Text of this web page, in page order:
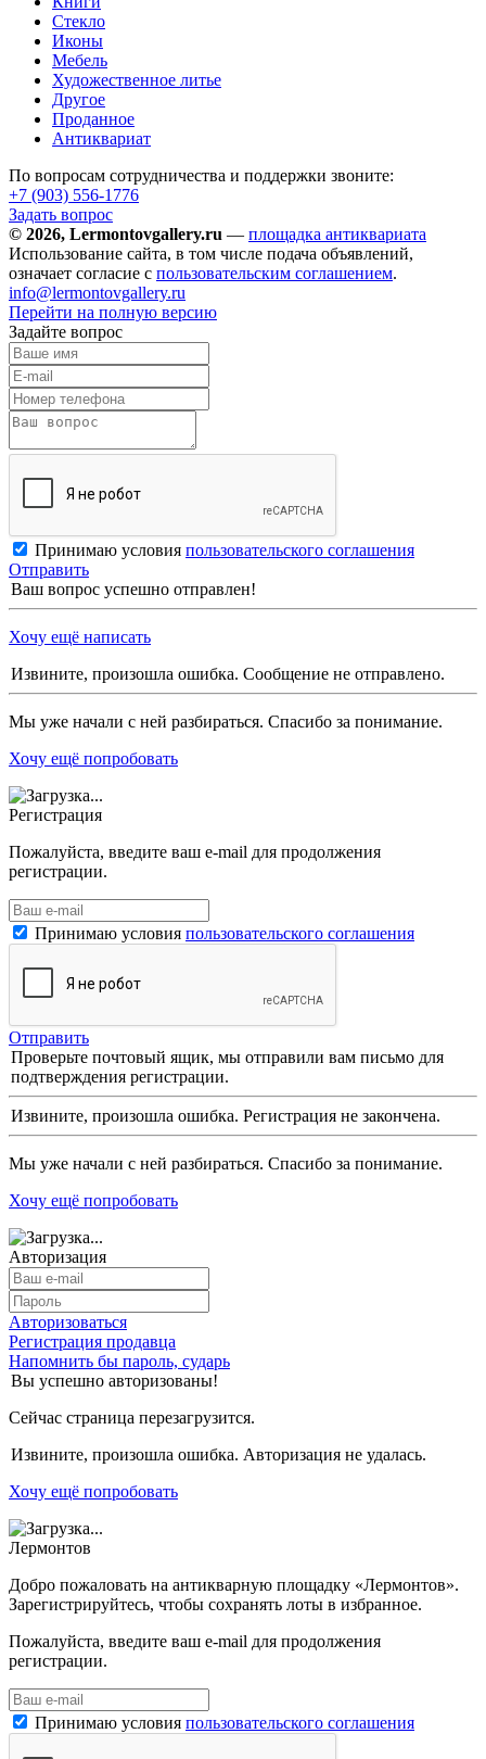
Стекло
Иконы
Мебель
Художественное литье
Другое
Проданное
Антиквариат
По вопросам сотрудничества и поддержки звоните:
+7 (903) 556-1776
Задать вопрос
© 2026, Lermontovgallery.ru — площадка антиквариата
Использование сайта, в том числе подача объявлений,
означает согласие с пользовательским соглашением.
info@lermontovgallery.ru
Перейти на полную версию
Задайте вопрос
Принимаю условия пользовательского соглашения
Отправить
Ваш вопрос успешно отправлен!
Хочу ещё написать
Извините, произошла ошибка. Сообщение не отправлено.
Мы уже начали с ней разбираться. Спасибо за понимание.
Хочу ещё попробовать
Регистрация
Пожалуйста, введите ваш e-mail для продолжения
регистрации.
Принимаю условия пользовательского соглашения
Отправить
Проверьте почтовый ящик, мы отправили вам письмо для
подтверждения регистрации.
Извините, произошла ошибка. Регистрация не закончена.
Мы уже начали с ней разбираться. Спасибо за понимание.
Хочу ещё попробовать
Авторизация
Авторизоваться
Регистрация продавца
Напомнить бы пароль, сударь
Вы успешно авторизованы!
Сейчас страница перезагрузится.
Извините, произошла ошибка. Авторизация не удалась.
Хочу ещё попробовать
Лермонтов
Добро пожаловать на антикварную площадку «Лермонтов».
Зарегистрируйтесь, чтобы сохранять лоты в избранное.
Пожалуйста, введите ваш e-mail для продолжения
регистрации.
Принимаю условия пользовательского соглашения